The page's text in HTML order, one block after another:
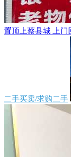
置顶 上蔡县城 上
二手买卖/求购二手